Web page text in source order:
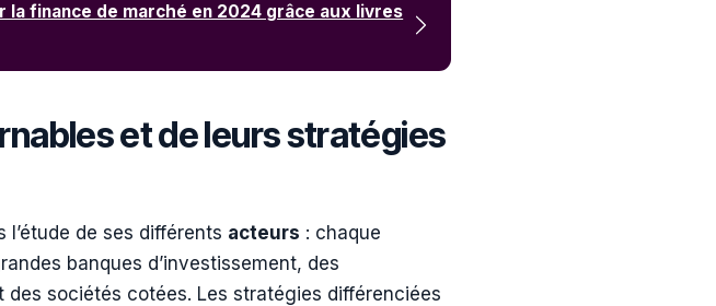
finance de marché en 2024 grâce aux livres
et de leurs stratégies
l’étude de ses différents acteurs : chaque
banques d’investissement, des
des sociétés cotées. Les stratégies différenciées